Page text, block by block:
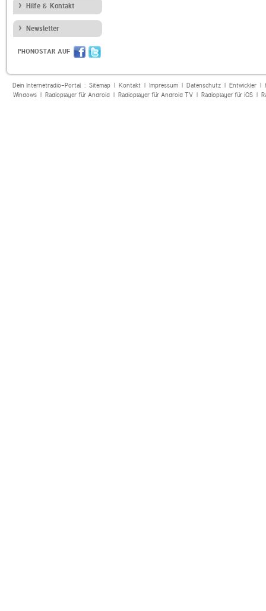
Hilfe & Kontakt
Newsletter
PHONOSTAR AUF
Dein Internetradio-Portal : Sitemap| Kontakt| Impressum| Datenschutz| Entwickler|
Windows| Radioplayer für Android| Radioplayer für Android TV| Radioplayer für iOS|